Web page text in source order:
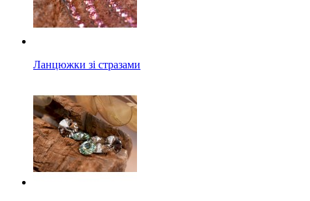
Ланцюжки зі стразами